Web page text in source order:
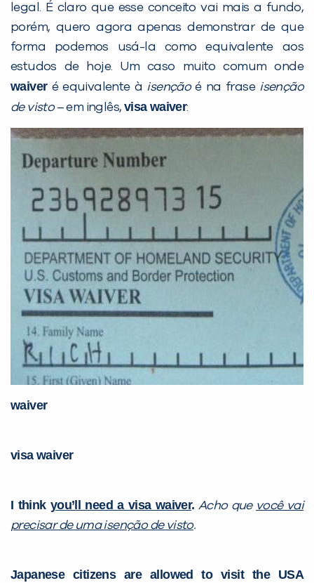
legal. É claro que esse conceito vai mais a fundo,
porém, quero agora apenas demonstrar de que
forma podemos usá-la como equivalente aos
estudos de hoje. Um caso muito comum onde
waiveré equivalente à isençãoé na frase isenção
de visto– em inglês, visa waiver:
waiver
visa waiver
I think you’ll need a visa waiver. Acho que você vai
precisar de uma isenção de visto.
Japanese citizens are allowed to visit the USA